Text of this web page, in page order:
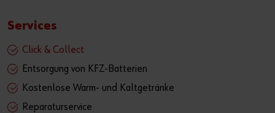
Services
Click & Collect
Entsorgung von KFZ-Batterien
Kostenlose Warm- und Kaltgetränke
Reparaturservice